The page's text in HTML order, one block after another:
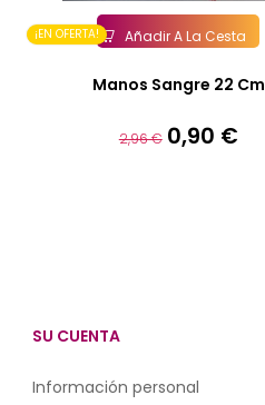
¡EN OFERTA! Añadir A La Cesta
Manos Sangre 22 Cm
Precio
2,96 € Precio
0,90 €
SU CUENTA
Información personal